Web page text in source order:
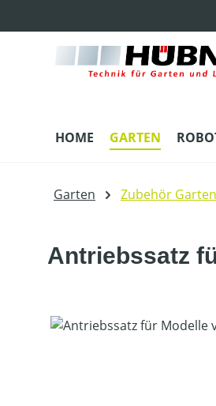
HOME GARTEN
Garten Zubehör Garten
Antriebssatz
Bildergalerie überspringen